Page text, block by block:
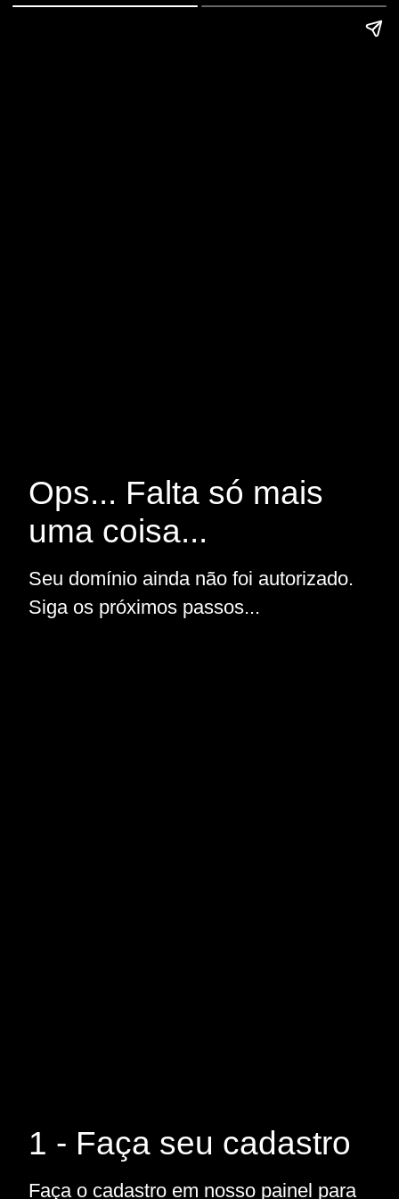
Ops... Falta só mais
uma coisa...
Seu domínio ainda não foi autorizado.
Siga os próximos passos...
1 - Faça seu cadastro
Faça o cadastro em nosso painel para